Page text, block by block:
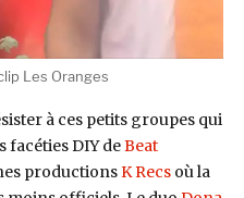
Les Oranges
à ces petits groupes qui
facéties DIY deBeat
productionsK Recsoù la